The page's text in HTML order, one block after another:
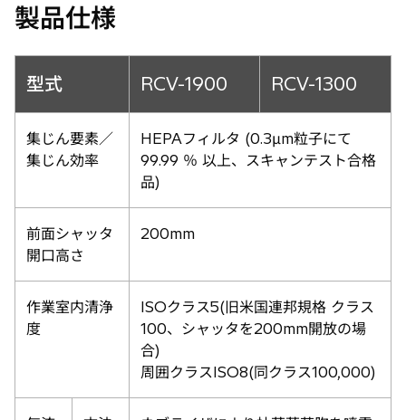
製品仕様
型式 RCV-1900 RCV-1300
集じん要素／
集じん効率
HEPAフィルタ (0.3μm粒子にて
99.99 ％ 以上、スキャンテスト合格
品)
前面シャッタ
開口高さ
200mm
作業室内清浄
度
ISOクラス5(旧米国連邦規格 クラス
100、シャッタを200mm開放の場
合)
周囲クラスISO8(同クラス100,000)